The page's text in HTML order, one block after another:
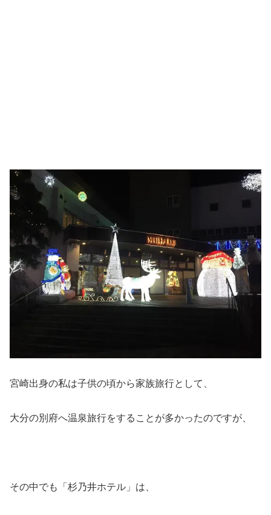
宮崎出身の私は子供の頃から家族旅行として、
大分の別府へ温泉旅行をすることが多かったのですが、
その中でも「杉乃井ホテル」は、